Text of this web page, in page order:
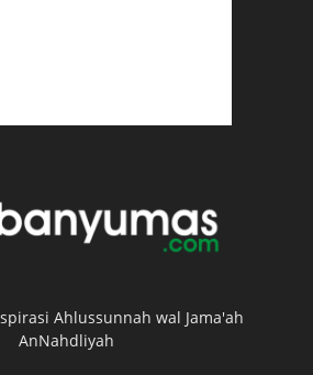
Ahlussunnah wal Jama'ah
AnNahdliyah